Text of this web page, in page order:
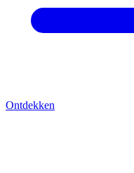
Ontdekken